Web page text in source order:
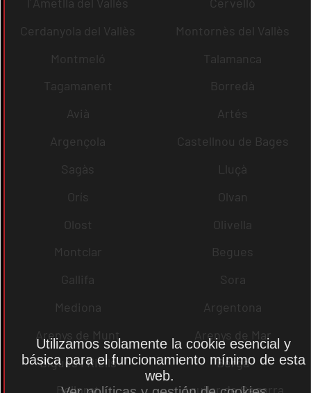
Cerdanyola del Vallès
Montornès del Vallès
Montmeló
Talamanca
Tagamanent
Borredà
Avià
Artés
Argençola
Castellnou de Bages
Sagàs
Lluçà
Orís
Olvan
Olost
Olivella
Montclar
Begues
Gallifa
Sora
Mediona
Argentona
Arenys de Munt
Arenys de Mar
Bigues i Riells
Berga
Bellprat
Aguilar de Segarra
Utilizamos solamente la cookie esencial y
básica para el funcionamiento mínimo de esta
web.